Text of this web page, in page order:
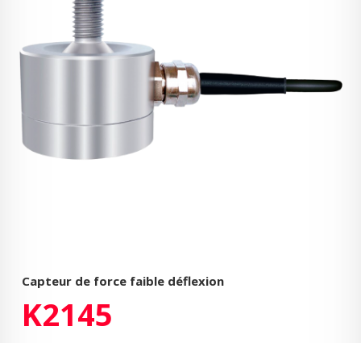
Capteur de force faible déflexion
K2145